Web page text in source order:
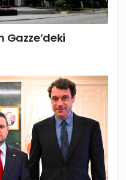
Gazze’deki